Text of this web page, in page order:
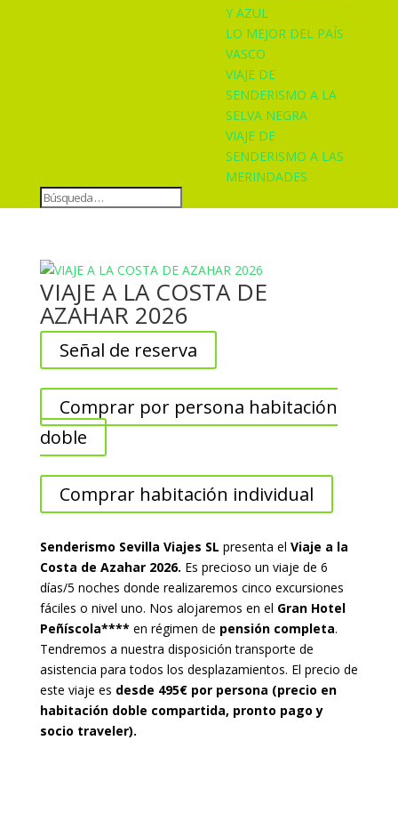
Y AZUL
LO MEJOR DEL PAÍS
VASCO
VIAJE DE
SENDERISMO A LA
SELVA NEGRA
VIAJE DE
SENDERISMO A LAS
MERINDADES
VIAJE A LA COSTA DE
AZAHAR 2026
Señal de reserva
Comprar por persona habitación
doble
Comprar habitación individual
Senderismo Sevilla Viajes SL presenta el Viaje a la
Costa de Azahar 2026. Es precioso un viaje de 6
días/5 noches donde realizaremos cinco excursiones
fáciles o nivel uno. Nos alojaremos en el Gran Hotel
Peñíscola**** en régimen de pensión completa.
Tendremos a nuestra disposición transporte de
asistencia para todos los desplazamientos. El precio de
este viaje es desde 495€ por persona (precio en
habitación doble compartida, pronto pago y
socio traveler).